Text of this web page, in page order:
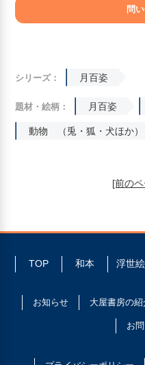
シリーズ： 月百姿
題材・絵柄： 月百姿
動物 （兎・狐・犬ほか）
[前の
TOP 和本 浮世絵
お知らせ 大屋書房の紹
お